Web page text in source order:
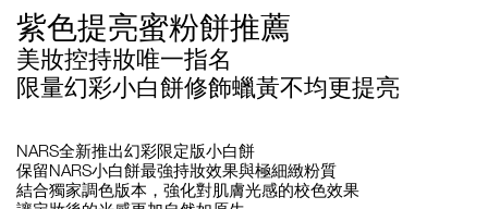
紫色提亮蜜粉餅推薦
美妝控持妝唯一指名
限量幻彩小白餅修飾蠟黃不均更提亮
NARS全新推出幻彩限定版小白餅
保留NARS小白餅最強持妝效果與極細緻粉質
結合獨家調色版本，強化對肌膚光感的校色效果